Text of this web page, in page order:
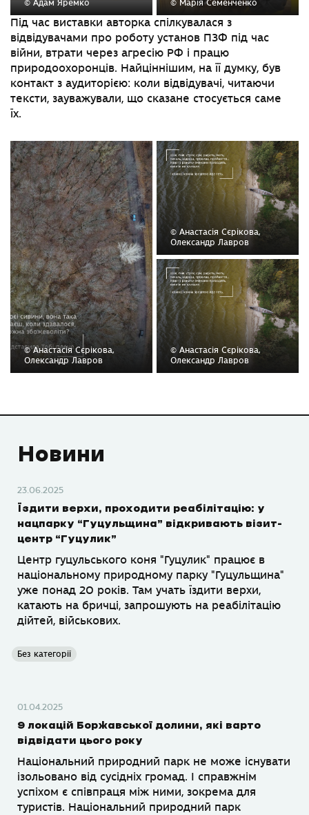
© Адам Яремко © Марія Семенченко
Під час виставки авторка спілкувалася з
відвідувачами про роботу установ ПЗФ під час
війни, втрати через агресію РФ і працю
природоохоронців. Найціннішим, на її думку, був
контакт з аудиторією: коли відвідувачі, читаючи
тексти, зауважували, що сказане стосується саме
їх.
© Анастасія Сєрікова,
Олександр Лавров
© Анастасія Сєрікова,
Олександр Лавров
© Анастасія Сєрікова,
Олександр Лавров
Новини
23.06.2025
Їздити верхи, проходити реабілітацію: у
нацпарку “Гуцульщина” відкривають візит-
центр “Гуцулик”
Центр гуцульського коня "Гуцулик" працює в
національному природному парку "Гуцульщина"
уже понад 20 років. Там учать їздити верхи,
катають на бричці, запрошують на реабілітацію
дійтей, військових.
Без категорії
01.04.2025
9 локацій Боржавської долини, які варто
відвідати цього року
Національний природний парк не може існувати
ізольовано від сусідніх громад. І справжнім
успіхом є співпраця між ними, зокрема для
туристів. Національний природний парк